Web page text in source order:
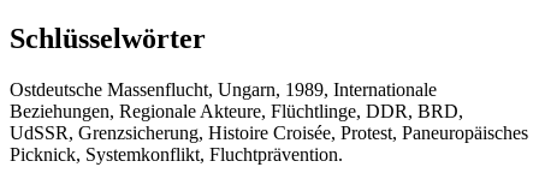
Schlüsselwörter
Ostdeutsche Massenflucht, Ungarn, 1989, Internationale
Beziehungen, Regionale Akteure, Flüchtlinge, DDR, BRD,
UdSSR, Grenzsicherung, Histoire Croisée, Protest, Paneuropäisches
Picknick, Systemkonflikt, Fluchtprävention.